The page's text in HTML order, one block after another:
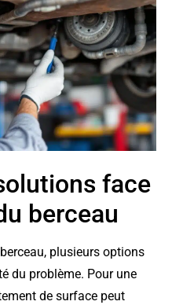
face
berceau
plusieurs options
du problème. Pour une
de surface peut